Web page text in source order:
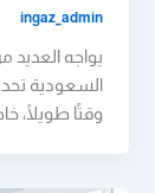
ingaz_admin
يواجه العديد
السعودية
وقتًا طويلًا،